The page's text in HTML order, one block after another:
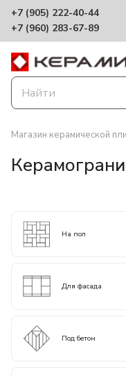
+7 (905) 222-40-44
+7 (960) 283-67-89
Магазин керамической
На пол
Для фасада
Под бетон